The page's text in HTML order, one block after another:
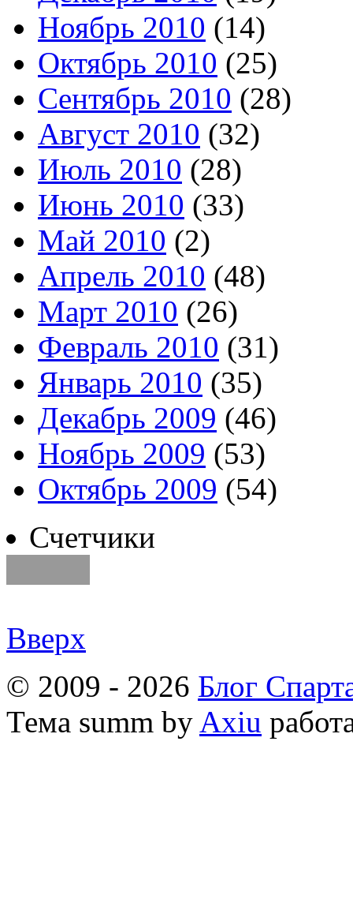
Ноябрь 2010 (14)
Октябрь 2010 (25)
Сентябрь 2010 (28)
Август 2010 (32)
Июль 2010 (28)
Июнь 2010 (33)
Май 2010 (2)
Апрель 2010 (48)
Март 2010 (26)
Февраль 2010 (31)
Январь 2010 (35)
Декабрь 2009 (46)
Ноябрь 2009 (53)
Октябрь 2009 (54)
Счетчики
Вверх
© 2009 - 2026 Блог
Тема summ by Axiu